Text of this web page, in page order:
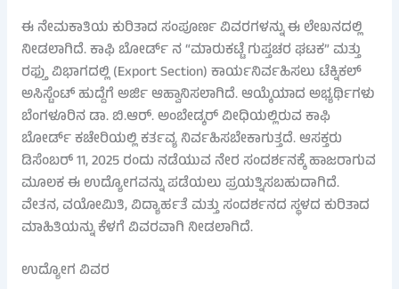
ಈ ನೇಮಕಾತಿಯ ಕುರಿತಾದ ಸಂಪೂರ್ಣ ವಿವರಗಳನ್ನು ಈ ಲೇಖನದಲ್ಲಿ
ನೀಡಲಾಗಿದೆ. ಕಾಫಿ ಬೋರ್ಡ್ ನ “ಮಾರುಕಟ್ಟೆ ಗುಪ್ತಚರ ಘಟಕ” ಮತ್ತು
ರಫ್ತು ವಿಭಾಗದಲ್ಲಿ (Export Section) ಕಾರ್ಯನಿರ್ವಹಿಸಲು ಟೆಕ್ನಿಕಲ್
ಅಸಿಸ್ಟೆಂಟ್ ಹುದ್ದೆಗೆ ಅರ್ಜಿ ಆಹ್ವಾನಿಸಲಾಗಿದೆ. ಆಯ್ಕೆಯಾದ ಅಭ್ಯರ್ಥಿಗಳು
ಬೆಂಗಳೂರಿನ ಡಾ. ಬಿ.ಆರ್. ಅಂಬೇಡ್ಕರ್ ವೀಧಿಯಲ್ಲಿರುವ ಕಾಫಿ
ಬೋರ್ಡ್ ಕಚೇರಿಯಲ್ಲಿ ಕರ್ತವ್ಯ ನಿರ್ವಹಿಸಬೇಕಾಗುತ್ತದೆ. ಆಸಕ್ತರು
ಡಿಸೆಂಬರ್ 11, 2025 ರಂದು ನಡೆಯುವ ನೇರ ಸಂದರ್ಶನಕ್ಕೆ ಹಾಜರಾಗುವ
ಮೂಲಕ ಈ ಉದ್ಯೋಗವನ್ನು ಪಡೆಯಲು ಪ್ರಯತ್ನಿಸಬಹುದಾಗಿದೆ.
ವೇತನ, ವಯೋಮಿತಿ, ವಿದ್ಯಾರ್ಹತೆ ಮತ್ತು ಸಂದರ್ಶನದ ಸ್ಥಳದ ಕುರಿತಾದ
ಮಾಹಿತಿಯನ್ನು ಕೆಳಗೆ ವಿವರವಾಗಿ ನೀಡಲಾಗಿದೆ.
ಉದ್ಯೋಗ ವಿವರ